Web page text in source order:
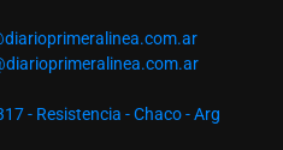
- Resistencia - Chaco - Arg